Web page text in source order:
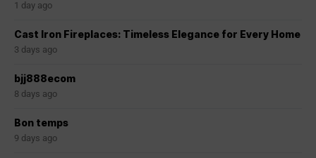
1 day ago
Cast Iron Fireplaces: Timeless Elegance for Every Home
3 days ago
bjj888ecom
8 days ago
Bon temps
9 days ago